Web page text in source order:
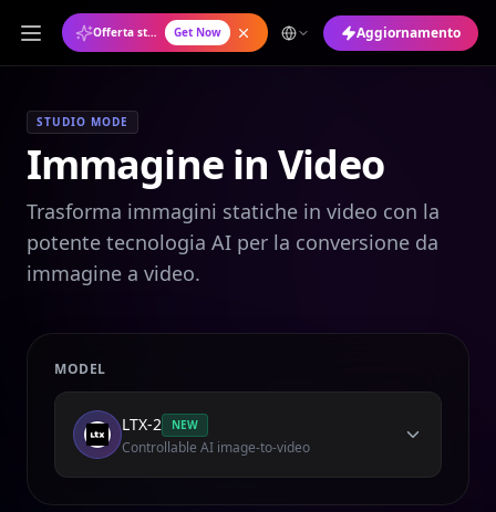
Offerta stagionale: Piano annuale al 50% di sconto Get Now Aggiornamento
STUDIO MODE
Immagine in Video
Trasforma immagini statiche in video con la
potente tecnologia AI per la conversione da
immagine a video.
MODEL
LTX-2 NEW
Controllable AI image-to-video